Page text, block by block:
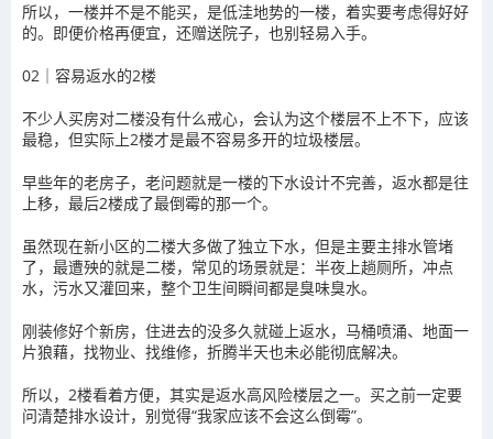
所以，一楼并不是不能买，是低洼地势的一楼，着实要考虑得好好
的。即便价格再便宜，还赠送院子，也别轻易入手。
02｜容易返水的2楼
不少人买房对二楼没有什么戒心，会认为这个楼层不上不下，应该
最稳，但实际上2楼才是最不容易多开的垃圾楼层。
早些年的老房子，老问题就是一楼的下水设计不完善，返水都是往
上移，最后2楼成了最倒霉的那一个。
虽然现在新小区的二楼大多做了独立下水，但是主要主排水管堵
了，最遭殃的就是二楼，常见的场景就是：半夜上趟厕所，冲点
水，污水又灌回来，整个卫生间瞬间都是臭味臭水。
刚装修好个新房，住进去的没多久就碰上返水，马桶喷涌、地面一
片狼藉，找物业、找维修，折腾半天也未必能彻底解决。
所以，2楼看着方便，其实是返水高风险楼层之一。买之前一定要
问清楚排水设计，别觉得“我家应该不会这么倒霉”。